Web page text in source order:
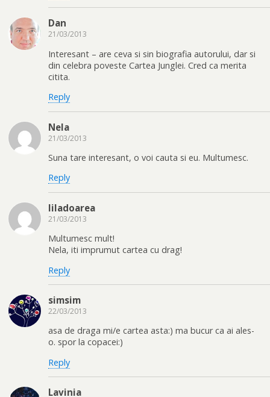
Dan
21/03/2013
Interesant – are ceva si sin biografia autorului, dar si
din celebra poveste Cartea Junglei. Cred ca merita
citita.
Reply
Nela
21/03/2013
Suna tare interesant, o voi cauta si eu. Multumesc.
Reply
liladoarea
21/03/2013
Multumesc mult!
Nela, iti imprumut cartea cu drag!
Reply
simsim
22/03/2013
asa de draga mi/e cartea asta:) ma bucur ca ai ales-
o. spor la copacei:)
Reply
Lavinia